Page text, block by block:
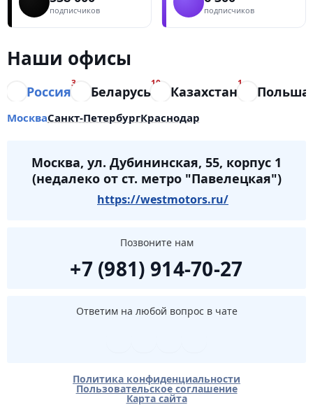
подписчиков подписчиков
Наши офисы
Россия
3
Беларусь
10
Казахстан
1
Польша
МоскваСанкт-ПетербургКраснодар
Москва, ул. Дубининская, 55, корпус 1
(недалеко от ст. метро "Павелецкая")
https://westmotors.ru/
Позвоните нам
+7 (981) 914-70-27
Ответим на любой вопрос в чате
Политика конфиденциальности
Пользовательское соглашение
Карта сайта